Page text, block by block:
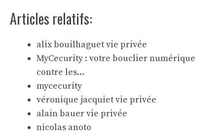
Articles relatifs:
alix bouilhaguet vie privée
MyCecurity : votre bouclier numérique
contre les…
mycecurity
véronique jacquiet vie privée
alain bauer vie privée
nicolas anoto